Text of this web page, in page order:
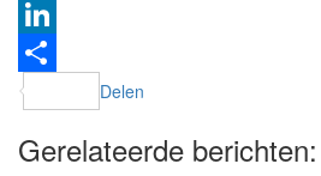
Twitter
LinkedIn
Delen
Gerelateerde berichten: